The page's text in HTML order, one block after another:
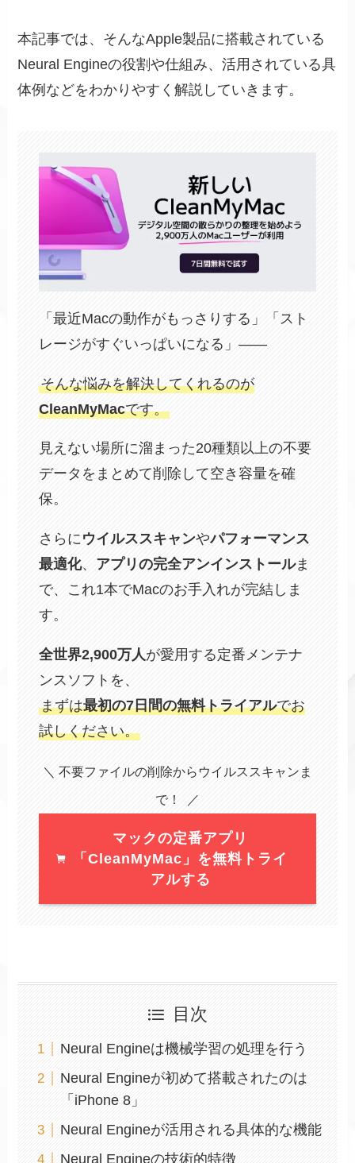
本記事では、そんなApple製品に搭載されている
Neural Engineの役割や仕組み、活用されている具
体例などをわかりやすく解説していきます。
「最近Macの動作がもっさりする」「スト
レージがすぐいっぱいになる」——
そんな悩みを解決してくれるのが
CleanMyMacです。
見えない場所に溜まった20種類以上の不要
データをまとめて削除して空き容量を確
保。
さらにウイルススキャンやパフォーマンス
最適化、 アプリの完全アンインストールま
で、これ1本でMacのお手入れが完結しま
す。
全世界2,900万人が愛用する定番メンテナ
ンスソフトを、
まずは最初の7日間の無料トライアルでお
試しください。
＼ 不要ファイルの削除からウイルススキャンま
で！ ／
マックの定番アプリ
「CleanMyMac」を無料トライ
アルする
目次
Neural Engineは機械学習の処理を行う
Neural Engineが初めて搭載されたのは
「iPhone 8」
Neural Engineが活用される具体的な機能
Neural Engineの技術的特徴